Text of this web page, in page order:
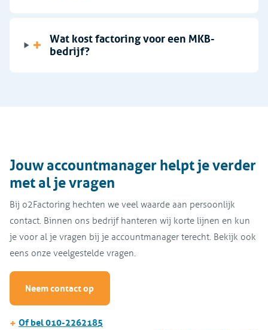
Wat kost factoring voor een MKB-
bedrijf?
Jouw accountmanager helpt je verder
met al je vragen
Bij o2Factoring hechten we veel waarde aan persoonlijk
contact. Binnen ons bedrijf hanteren wij korte lijnen en kun
je voor al je vragen bij je accountmanager terecht. Bekijk ook
eens onze veelgestelde vragen.
Neem contact op
+ Of bel 010-2262185